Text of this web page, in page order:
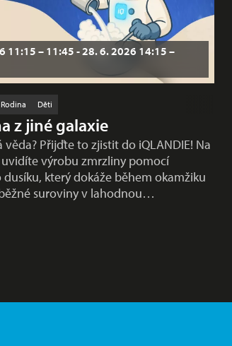
11:15 – 11:45 - 28. 6. 2026 14:15 –
Rodina Děti
z jiné galaxie
věda? Přijďte to zjistit do iQLANDIE! Na
výrobu zmrzliny pomocí
dusíku, který dokáže během okamžiku
suroviny v lahodnou…